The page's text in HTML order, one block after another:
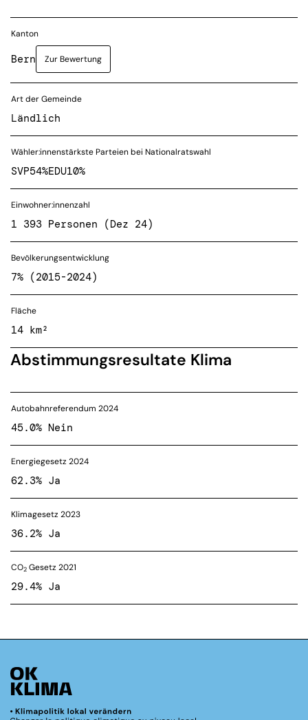
Kanton
Bern Zur Bewertung
Art der Gemeinde
Ländlich
Wähler:innenstärkste Parteien bei Nationalratswahl
SVP54%EDU10%
Einwohner:innenzahl
1 393 Personen (Dez 24)
Bevölkerungsentwicklung
7% (2015-2024)
Fläche
14 km²
Abstimmungsresultate Klima
Autobahnreferendum 2024
45.0% Nein
Energiegesetz 2024
62.3% Ja
Klimagesetz 2023
36.2% Ja
CO2 Gesetz 2021
29.4% Ja